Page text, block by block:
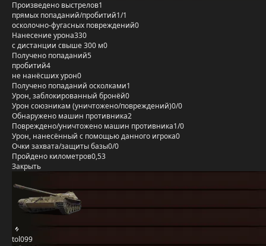
Произведено выстрелов1
прямых попаданий/пробитий1/1
осколочно-фугасных повреждений0
Нанесение урона330
с дистанции свыше 300 м0
Получено попаданий5
пробитий4
не нанёсших урон0
Получено попаданий осколками1
Урон, заблокированный бронёй0
Урон союзникам (уничтожено/повреждений)0/0
Обнаружено машин противника2
Повреждено/уничтожено машин противника1/0
Урон, нанесённый с помощью данного игрока0
Очки захвата/защиты базы0/0
Пройдено километров0,53
Закрыть
tol099